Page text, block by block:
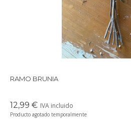
RAMO BRUNIA
12,99 € IVA incluido
Producto agotado temporalmente